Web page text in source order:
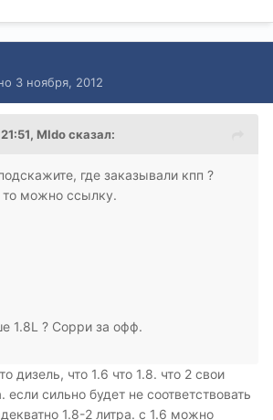
3 ноября, 2012
MIdo сказал:
где заказывали кпп ?
то можно ссылку.
1.8L ? Cорри за офф.
дизель, что 1.6 что 1.8. что 2 свои
если сильно будет не соответствовать
1.8-2 литра. с 1.6 можно